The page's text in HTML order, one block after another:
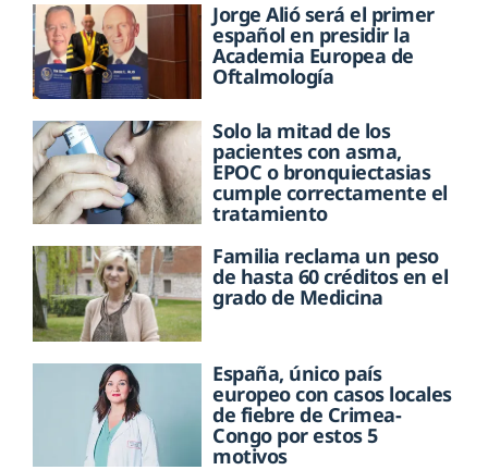
Jorge Alió será el primer
español en presidir la
Academia Europea de
Oftalmología
Solo la mitad de los
pacientes con asma,
EPOC o bronquiectasias
cumple correctamente el
tratamiento
Familia reclama un peso
de hasta 60 créditos en el
grado de Medicina
España, único país
europeo con casos locales
de fiebre de Crimea-
Congo por estos 5
motivos